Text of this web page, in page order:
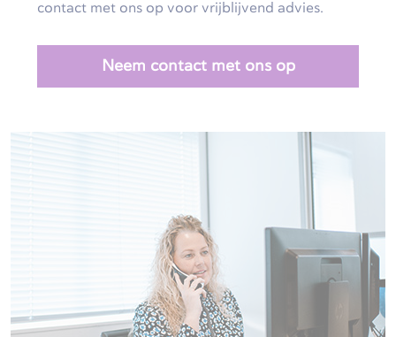
contact met ons op voor vrijblijvend advies.
Neem contact met ons op